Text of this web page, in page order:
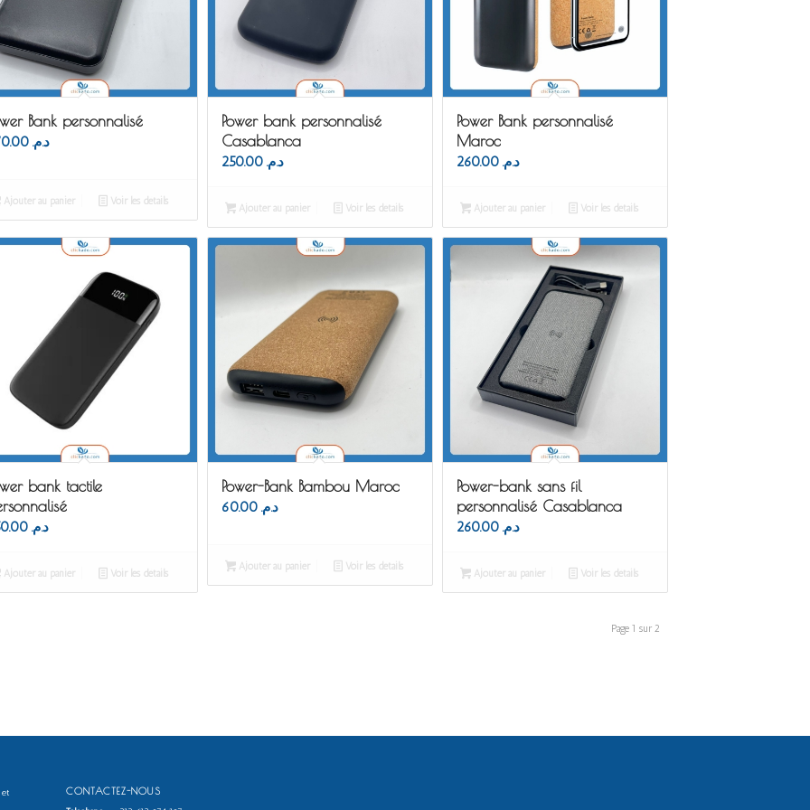
Bank personnalisé
د.م. 170.00
Ajouter au panier Voir les détails
Power bank personnalisé
Casablanca
د.م. 250.00
Ajouter au panier Voir les détails
Power Bank personnalisé
Maroc
د.م. 260.00
Ajouter au panier Voir les détails
bank tactile
د.م. 250.00
Ajouter au panier Voir les détails
Power-Bank Bambou Maroc
د.م. 60.00
Ajouter au panier Voir les détails
Power-bank sans fil
personnalisé Casablanca
د.م. 260.00
Ajouter au panier Voir les détails
Page 1 sur 2
et
CONTACTEZ-NOUS